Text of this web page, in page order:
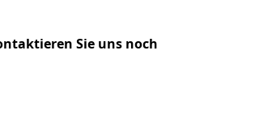
Sie uns noch